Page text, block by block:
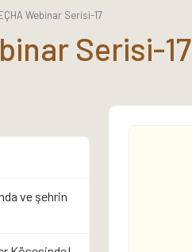
Webinar Serisi-17
Serisi-17
ve şehrin